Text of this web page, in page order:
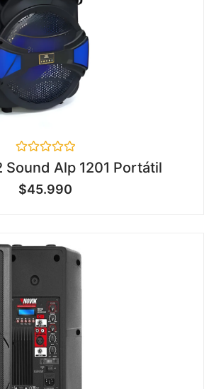
Valorado
en
0
de
Sound Alp 1201 Portátil
$45.990